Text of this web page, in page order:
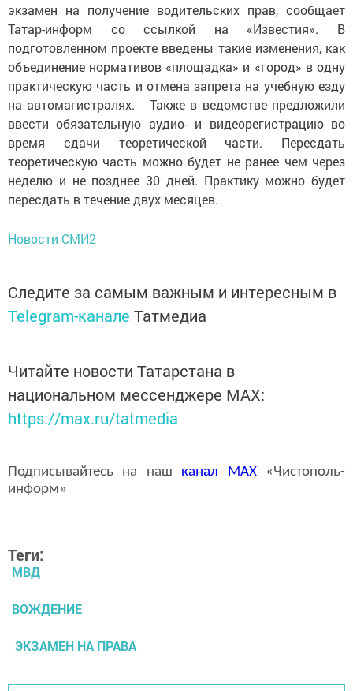
экзамен на получение водительских прав, сообщает
Татар-информ со ссылкой на «Известия». В
подготовленном проекте введены такие изменения, как
объединение нормативов «площадка» и «город» в одну
практическую часть и отмена запрета на учебную езду
на автомагистралях. Также в ведомстве предложили
ввести обязательную аудио- и видеорегистрацию во
время сдачи теоретической части. Пересдать
теоретическую часть можно будет не ранее чем через
неделю и не позднее 30 дней. Практику можно будет
пересдать в течение двух месяцев.
Новости СМИ2
Следите за самым важным и интересным в
Telegram-канале Татмедиа
Читайте новости Татарстана в
национальном мессенджере MАХ:
https://max.ru/tatmedia
Подписывайтесь на наш канал MAX«Чистополь-
информ»
Теги:
МВД
ВОЖДЕНИЕ
ЭКЗАМЕН НА ПРАВА